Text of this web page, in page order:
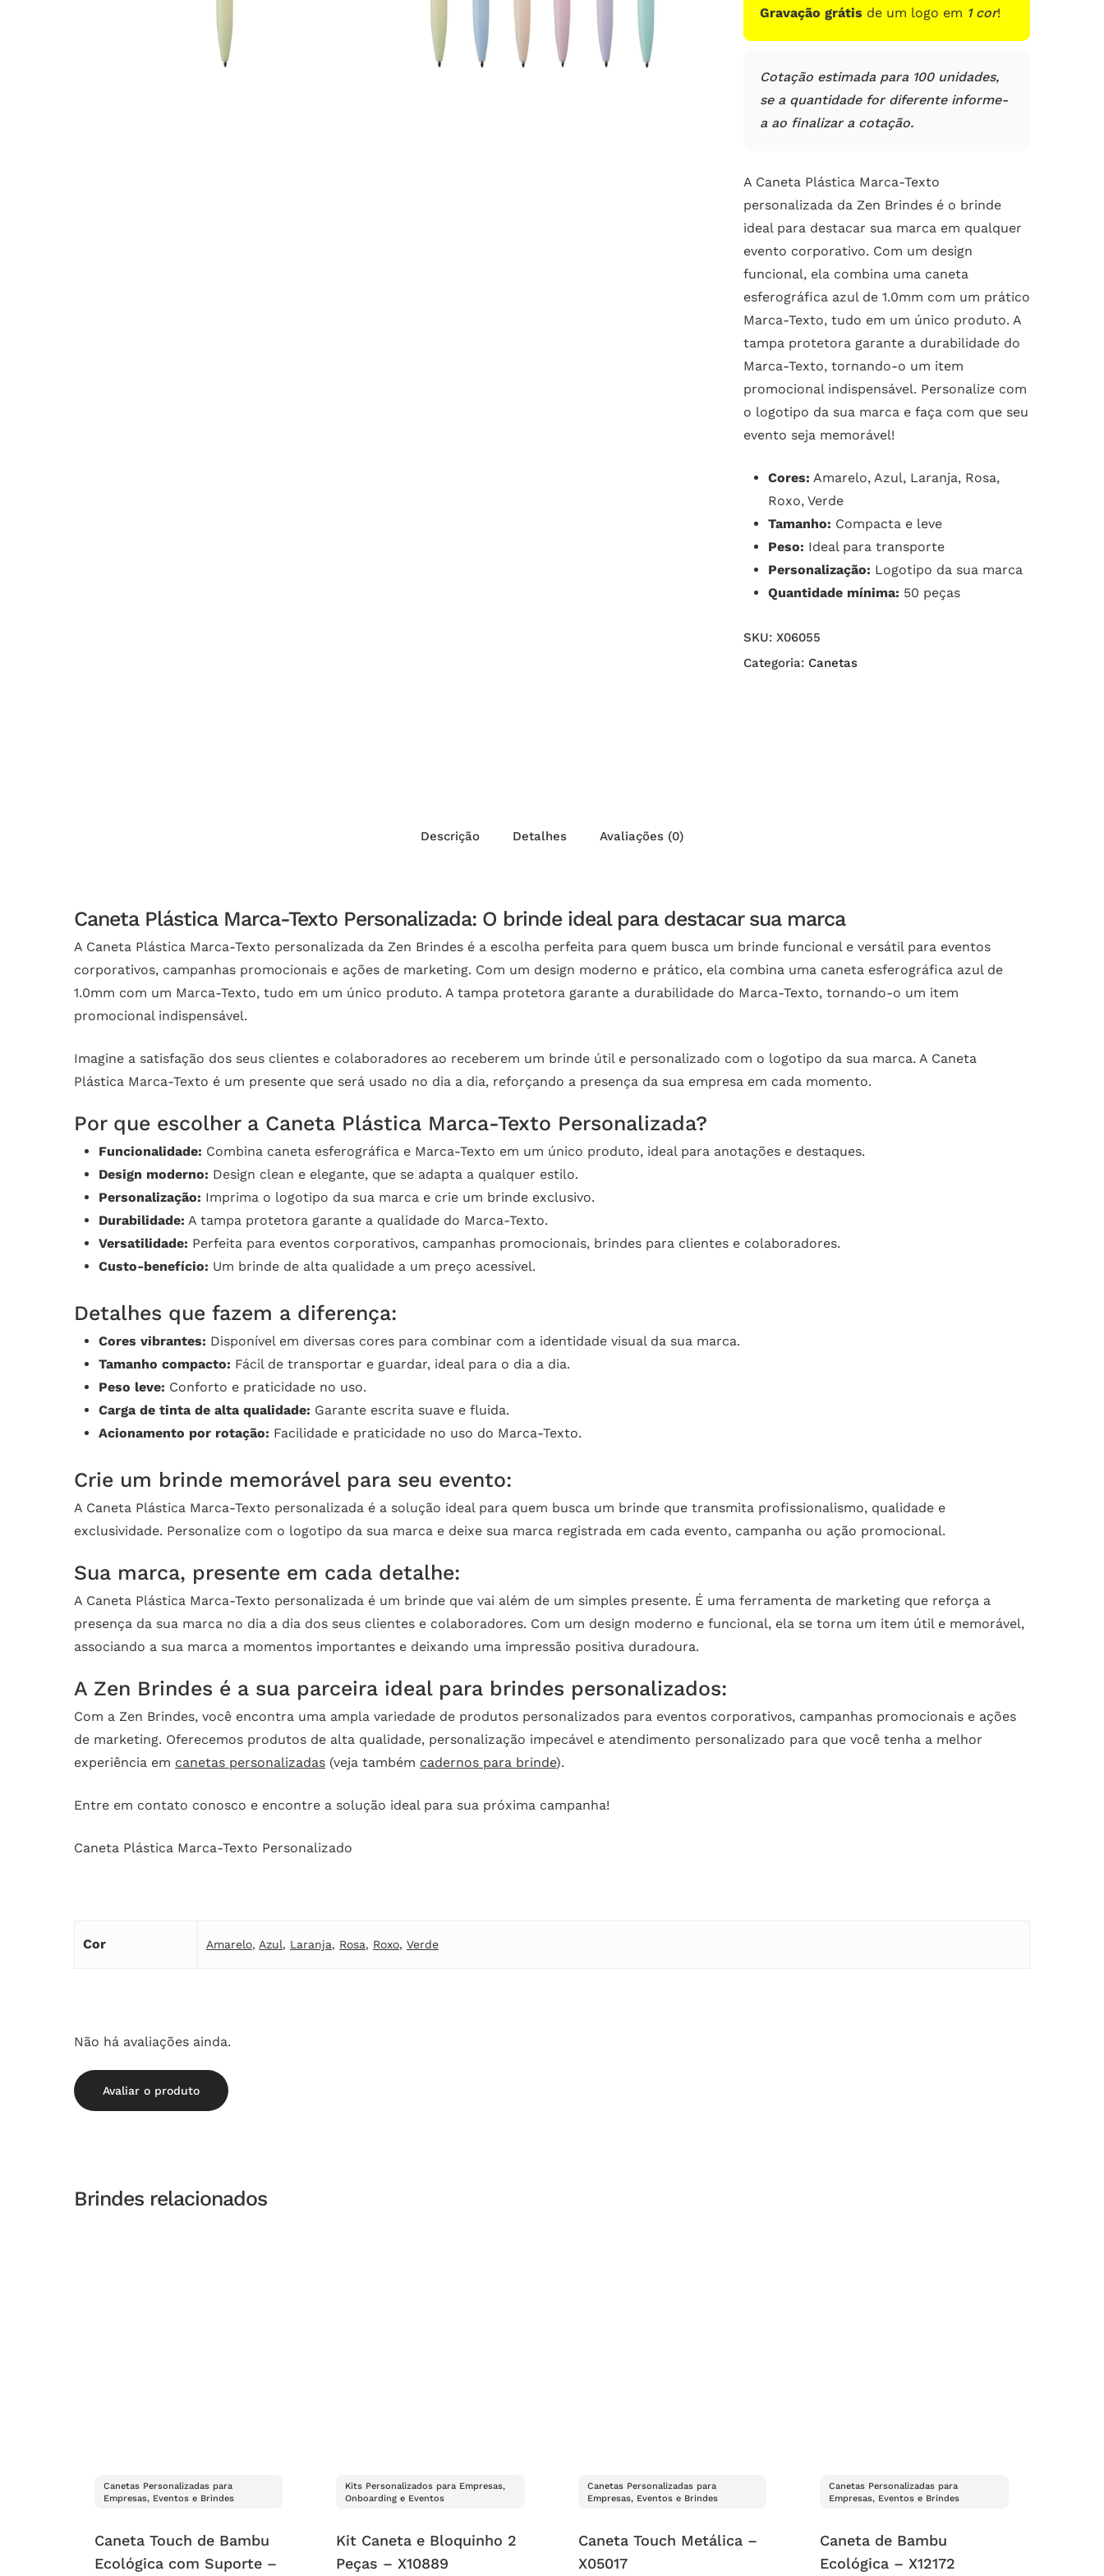
Gravação grátis de um logo em 1 cor!
Cotação estimada para 100 unidades,
se a quantidade for diferente informe-
a ao finalizar a cotação.
A Caneta Plástica Marca-Texto
personalizada da Zen Brindes é o brinde
ideal para destacar sua marca em qualquer
evento corporativo. Com um design
funcional, ela combina uma caneta
esferográfica azul de 1.0mm com um prático
Marca-Texto, tudo em um único produto. A
tampa protetora garante a durabilidade do
Marca-Texto, tornando-o um item
promocional indispensável. Personalize com
o logotipo da sua marca e faça com que seu
evento seja memorável!
Cores: Amarelo, Azul, Laranja, Rosa,
Roxo, Verde
Tamanho: Compacta e leve
Peso: Ideal para transporte
Personalização: Logotipo da sua marca
Quantidade mínima: 50 peças
SKU: X06055
Categoria: Canetas
Descrição Detalhes Avaliações (0)
Caneta Plástica Marca-Texto Personalizada: O brinde ideal para destacar sua marca
A Caneta Plástica Marca-Texto personalizada da Zen Brindes é a escolha perfeita para quem busca um brinde funcional e versátil para eventos
corporativos, campanhas promocionais e ações de marketing. Com um design moderno e prático, ela combina uma caneta esferográfica azul de
1.0mm com um Marca-Texto, tudo em um único produto. A tampa protetora garante a durabilidade do Marca-Texto, tornando-o um item
promocional indispensável.
Imagine a satisfação dos seus clientes e colaboradores ao receberem um brinde útil e personalizado com o logotipo da sua marca. A Caneta
Plástica Marca-Texto é um presente que será usado no dia a dia, reforçando a presença da sua empresa em cada momento.
Por que escolher a Caneta Plástica Marca-Texto Personalizada?
Funcionalidade: Combina caneta esferográfica e Marca-Texto em um único produto, ideal para anotações e destaques.
Design moderno: Design clean e elegante, que se adapta a qualquer estilo.
Personalização: Imprima o logotipo da sua marca e crie um brinde exclusivo.
Durabilidade: A tampa protetora garante a qualidade do Marca-Texto.
Versatilidade: Perfeita para eventos corporativos, campanhas promocionais, brindes para clientes e colaboradores.
Custo-benefício: Um brinde de alta qualidade a um preço acessível.
Detalhes que fazem a diferença:
Cores vibrantes: Disponível em diversas cores para combinar com a identidade visual da sua marca.
Tamanho compacto: Fácil de transportar e guardar, ideal para o dia a dia.
Peso leve: Conforto e praticidade no uso.
Carga de tinta de alta qualidade: Garante escrita suave e fluida.
Acionamento por rotação: Facilidade e praticidade no uso do Marca-Texto.
Crie um brinde memorável para seu evento:
A Caneta Plástica Marca-Texto personalizada é a solução ideal para quem busca um brinde que transmita profissionalismo, qualidade e
exclusividade. Personalize com o logotipo da sua marca e deixe sua marca registrada em cada evento, campanha ou ação promocional.
Sua marca, presente em cada detalhe:
A Caneta Plástica Marca-Texto personalizada é um brinde que vai além de um simples presente. É uma ferramenta de marketing que reforça a
presença da sua marca no dia a dia dos seus clientes e colaboradores. Com um design moderno e funcional, ela se torna um item útil e memorável,
associando a sua marca a momentos importantes e deixando uma impressão positiva duradoura.
A Zen Brindes é a sua parceira ideal para brindes personalizados:
Com a Zen Brindes, você encontra uma ampla variedade de produtos personalizados para eventos corporativos, campanhas promocionais e ações
de marketing. Oferecemos produtos de alta qualidade, personalização impecável e atendimento personalizado para que você tenha a melhor
experiência em canetas personalizadas (veja também cadernos para brinde).
Entre em contato conosco e encontre a solução ideal para sua próxima campanha!
Caneta Plástica Marca-Texto Personalizado
Cor Amarelo, Azul, Laranja, Rosa, Roxo, Verde
Não há avaliações ainda.
Avaliar o produto
Brindes relacionados
Canetas Personalizadas para
Empresas, Eventos e Brindes
Caneta Touch de Bambu
Ecológica com Suporte –
Kits Personalizados para Empresas,
Onboarding e Eventos
Kit Caneta e Bloquinho 2
Peças – X10889
Canetas Personalizadas para
Empresas, Eventos e Brindes
Caneta Touch Metálica –
X05017
Canetas Personalizadas para
Empresas, Eventos e Brindes
Caneta de Bambu
Ecológica – X12172